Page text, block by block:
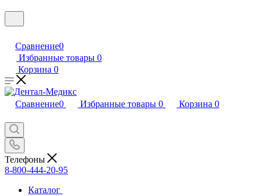
Сравнение0
Избранные товары 0
Корзина 0
Сравнение0 Избранные товары 0 Корзина 0
Телефоны
8-800-444-20-95
Каталог